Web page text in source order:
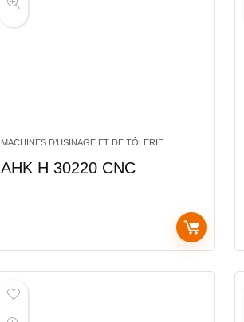
MACHINES D’USINAGE ET DE TÔLERIE
AHK H 30220 CNC